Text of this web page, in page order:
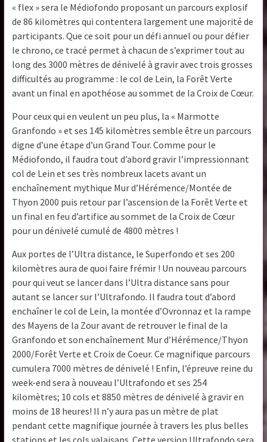
« flex » sera le Médiofondo proposant un parcours explosif
de 86 kilomètres qui contentera largement une majorité de
participants. Que ce soit pour un défi annuel ou pour défier
le chrono, ce tracé permet à chacun de s’exprimer tout au
long des 3000 mètres de dénivelé à gravir avec trois grosses
difficultés au programme : le col de Lein, la Forêt Verte
avant un final en apothéose au sommet de la Croix de Cœur.
Pour ceux qui en veulent un peu plus, la « Marmotte
Granfondo » et ses 145 kilomètres semble être un parcours
digne d’une étape d’un Grand Tour. Comme pour le
Médiofondo, il faudra tout d’abord gravir l’impressionnant
col de Lein et ses très nombreux lacets avant un
enchaînement mythique Mur d’Hérémence/Montée de
Thyon 2000 puis retour par l’ascension de la Forêt Verte et
un final en feu d’artifice au sommet de la Croix de Cœur
pour un dénivelé cumulé de 4800 mètres !
Aux portes de l’Ultra distance, le Superfondo et ses 200
kilomètres aura de quoi faire frémir ! Un nouveau parcours
pour qui veut se lancer dans l’Ultra distance sans pour
autant se lancer sur l’Ultrafondo. Il faudra tout d’abord
enchaîner le col de Lein, la montée d’Ovronnaz et la rampe
des Mayens de la Zour avant de retrouver le final de la
Granfondo et son enchaînement Mur d’Hérémence/Thyon
2000/Forêt Verte et Croix de Coeur. Ce magnifique parcours
cumulera 7000 mètres de dénivelé ! Enfin, l’épreuve reine du
week-end sera à nouveau l’Ultrafondo et ses 254
kilomètres; 10 cols et 8850 mètres de dénivelé à gravir en
moins de 18 heures! Il n’y aura pas un mètre de plat
pendant cette magnifique journée à travers les plus belles